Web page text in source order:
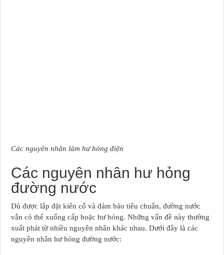
Các nguyên nhân làm hư hỏng điện
Các nguyên nhân hư hỏng
đường nước
Dù được lắp đặt kiên cố và đảm bảo tiêu chuẩn, đường nước
vẫn có thể xuống cấp hoặc hư hỏng. Những vấn đề này thường
xuất phát từ nhiều nguyên nhân khác nhau. Dưới đây là các
nguyên nhân hư hỏng đường nước: